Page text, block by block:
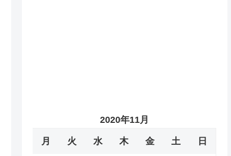
2020年11月
月 火 水 木 金 土 日